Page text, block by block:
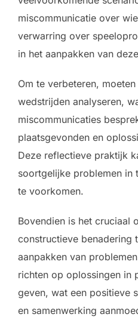
miscommunicatie over
verwarring over
in het aanpakken van
Om te verbeteren,
wedstrijden analyseren,
miscommunicaties
plaatsgevonden en
Deze reflectieve praktijk
soortgelijke problemen in
te voorkomen.
Bovendien is het cruciaal
constructieve benadering
aanpakken van
richten op oplossingen in
geven, wat een positieve
en samenwerking